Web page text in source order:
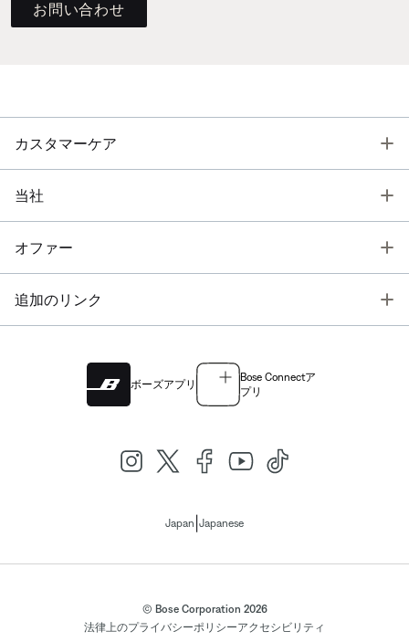
お問い合わせ
カスタマーケア
当社
オファー
追加のリンク
ボーズアプリ
Bose Connectア
プリ
Japan Japanese
© Bose Corporation 2026
法律上のプライバシーポリシーアクセシビリティ